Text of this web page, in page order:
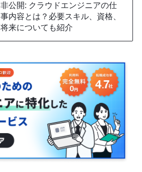
非公開: クラウドエンジニアの仕
事内容とは？必要スキル、資格、
将来についても紹介